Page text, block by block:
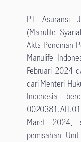
PT Asuransi
(Manulife
Akta Pendirian
Manulife
Februari 2024
dari Menteri
Indonesia
Maret 2024,
pemisahan